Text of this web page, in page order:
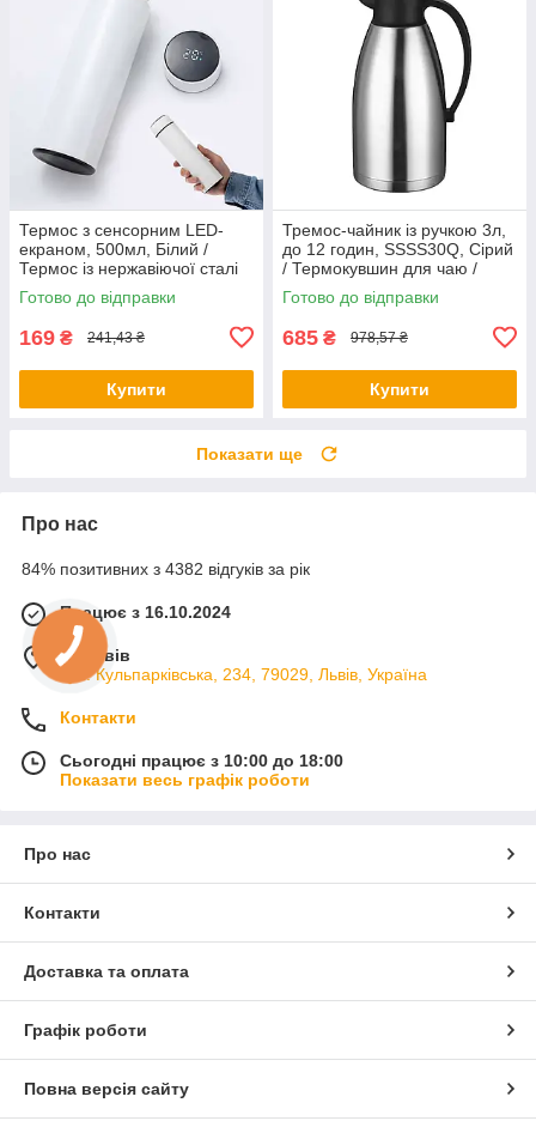
Термос з сенсорним LED-
екраном, 500мл, Білий /
Термос із нержавіючої сталі
Готово до відправки
169 ₴ 241,43 ₴
Купити
Тремос-чайник із ручкою 3л,
до 12 годин, SSSS30Q, Сірий
/ Термокувшин для чаю /
Термос-глечик металевий
Готово до відправки
685 ₴ 978,57 ₴
Купити
Показати ще
Про нас
84% позитивних з 4382 відгуків за рік
Працює з 16.10.2024
м. Львів
вул. Кульпарківська, 234, 79029, Львів, Україна
Контакти
Сьогодні працює з 10:00 до 18:00
Показати весь графік роботи
Про нас
Контакти
Доставка та оплата
Графік роботи
Повна версія сайту